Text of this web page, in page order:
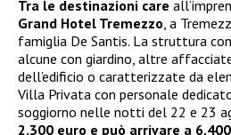
Tra le destinazioni care
Grand Hotel Tremezzo, a
famiglia De Santis. La struttura
alcune con giardino, altre
dell’edificio o caratterizzate da
Villa Privata con personale
soggiorno nelle notti del 22 e 23
2.300 euro e può arrivare a